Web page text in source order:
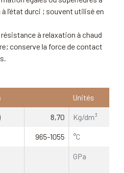
l’état durci ; souvent utilisé en
à relaxation à chaud
conserve la force de contact
Unités
8,70 Kg/dm³
965-1055 °C
GPa